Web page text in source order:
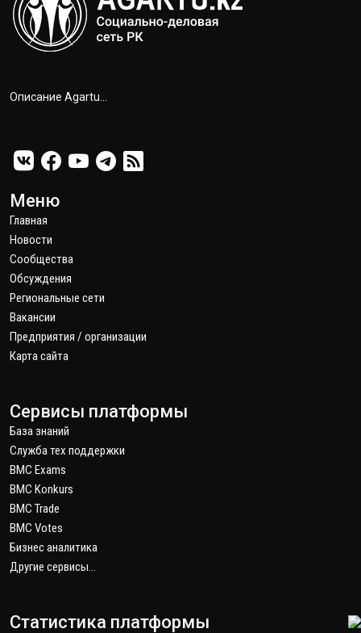
Описание Agartu...
Меню
Главная
Новости
Сообщества
Обсуждения
Региональные сети
Вакансии
Предприятия / организации
Карта сайта
Сервисы платформы
База знаний
Служба тех поддержки
BMC Exams
BMC Konkurs
BMC Trade
BMC Votes
Бизнес аналитика
Другие сервисы...
Статистика платформы